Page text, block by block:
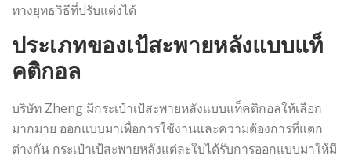
ทางยุทธวิธีที่ปรับแต่งได้
ประเภทของเป้สะพายหลังแบบแท็
คติกอล
บริษัท Zheng มีกระเป๋าเป้สะพายหลังแบบแท็คติกอลให้เลือก
มากมาย ออกแบบมาเพื่อการใช้งานและความต้องการที่แตก
ต่างกัน กระเป๋าเป้สะพายหลังแต่ละใบได้รับการออกแบบมาให้มี